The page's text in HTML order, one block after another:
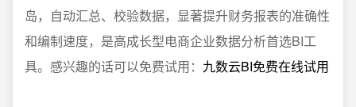
岛，自动汇总、校验数据，显著提升财务报表的准确性
和编制速度，是高成长型电商企业数据分析首选BI工
具。感兴趣的话可以免费试用： 九数云BI免费在线试用